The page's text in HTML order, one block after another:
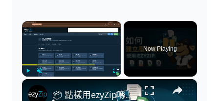
×
Now Playing
×
📦 點樣用ezyZip喺網上免費整封存檔案 [粵語] | 無需安裝軟體